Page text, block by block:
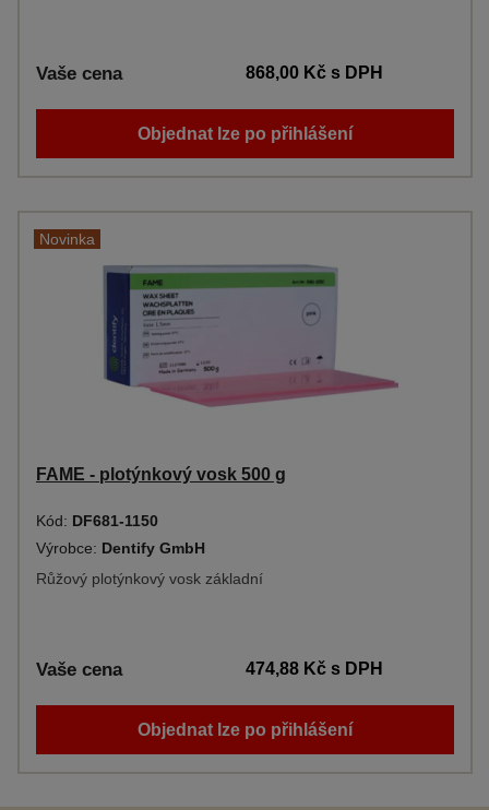
Vaše cena 868,00 Kčs DPH
Objednat lze po přihlášení
Novinka
FAME - plotýnkový vosk 500 g
Kód: DF681-1150
Výrobce: Dentify GmbH
Růžový plotýnkový vosk základní
Vaše cena 474,88 Kčs DPH
Objednat lze po přihlášení